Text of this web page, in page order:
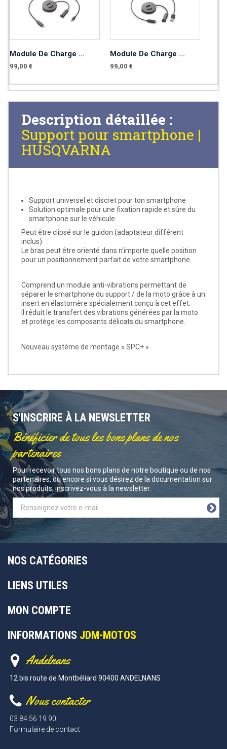
Module De Charge ...
99,00 €
Module De Charge ...
99,00 €
Description détaillée :
Support pour smartphone |
HUSQVARNA
Support universel et discret pour ton smartphone
Solution optimale pour une fixation rapide et sûre du
smartphone sur le véhicule
Peut être clipsé sur le guidon (adaptateur différent
inclus).
Le bras peut être orienté dans n'importe quelle position
pour un positionnement parfait de votre smartphone.
Comprend un module anti-vibrations permettant de
séparer le smartphone du support / de la moto grâce à un
insert en élastomère spécialement conçu à cet effet.
Il réduit le transfert des vibrations générées par la moto
et protège les composants délicats du smartphone.
Nouveau système de montage « SPC+ »
S'INSCRIRE À LA NEWSLETTER
Bénéficier de tous les bons plans de nos
partenaires
Pour recevoir tous nos bons plans de notre boutique ou de nos
partenaires, ou encore si vous désirez de la documentation sur
nos produits, inscrivez-vous à la newsletter.
NOS CATÉGORIES
LIENS UTILES
MON COMPTE
INFORMATIONS JDM-MOTOS
Andelnans
12 bis route de Montbéliard 90400 ANDELNANS
Nous contacter
03 84 56 19 90
Formulaire de contact